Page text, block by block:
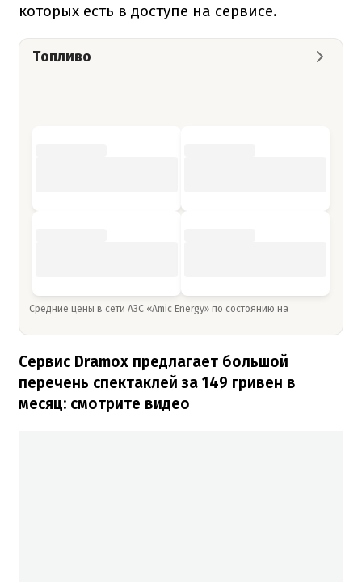
которых есть в доступе на сервисе.
Топливо
Средние цены в сети АЗС «Amic Energy» по состоянию на
Сервис Dramox предлагает большой
перечень спектаклей за 149 гривен в
месяц: смотрите видео